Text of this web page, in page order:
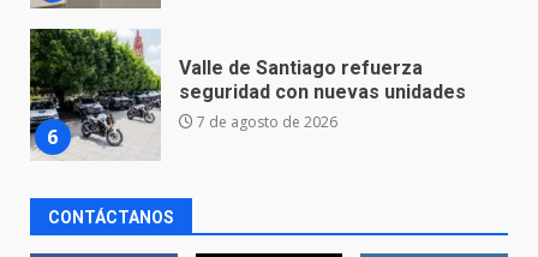
7
Los Pastores: tradición que
resiste al paso del tiempo
6 de agosto de 2026
CONTÁCTANOS